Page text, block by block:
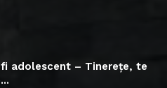
fi adolescent – Tinerețe, te